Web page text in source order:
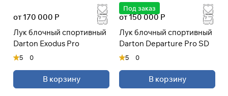
от 170 000 Р
Лук блочный спортивный
Darton Exodus Pro
5 0
В корзину
Под заказ
от 150 000 Р
Лук блочный спортивный
Darton Departure Pro SD
5 0
В корзину